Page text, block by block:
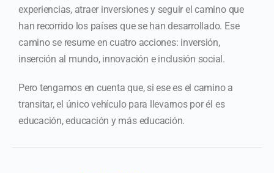
experiencias, atraer inversiones y seguir el camino que
han recorrido los países que se han desarrollado. Ese
camino se resume en cuatro acciones: inversión,
inserción al mundo, innovación e inclusión social.
Pero tengamos en cuenta que, si ese es el camino a
transitar, el único vehículo para llevarnos por él es
educación, educación y más educación.